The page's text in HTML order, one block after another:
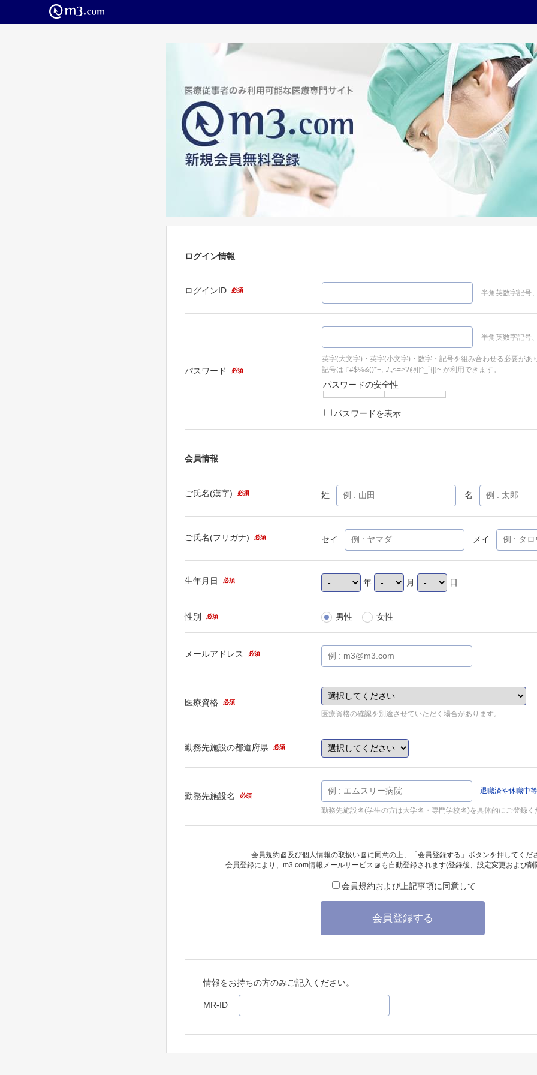
ログイン情報
ログインID 必須 半角英数字記号
パスワード 必須
半角英数字記号
英字(大文字)・英字(小文字)・数字・記号を組み合わせる必要があ
記号は !"#$%&()*+,-./:;<=>?@[]^_`{|}~ が利用できます。
パスワードの安全性
パスワードを表示
会員情報
ご氏名(漢字) 必須 姓 名
ご氏名(フリガナ) 必須 セイ メイ
生年月日 必須 年 月 日
性別 必須 男性 女性
メールアドレス 必須
医療資格 必須
医療資格の確認を別途させていただく場合があります。
勤務先施設の都道府県 必須
勤務先施設名 必須
退職済や休職中
勤務先施設名(学生の方は大学名・専門学校名)を具体的にご登録く
会員規約 及び個人情報の取扱い
に同意の上、「会員登録する」ボタンを押してくだ
会員登録により、 m3.com情報メールサービス も自動登録されます(登録後、設定変更および
会員規約および上記事項に同意して
会員登録する
情報をお持ちの方のみご記入ください。
MR-ID